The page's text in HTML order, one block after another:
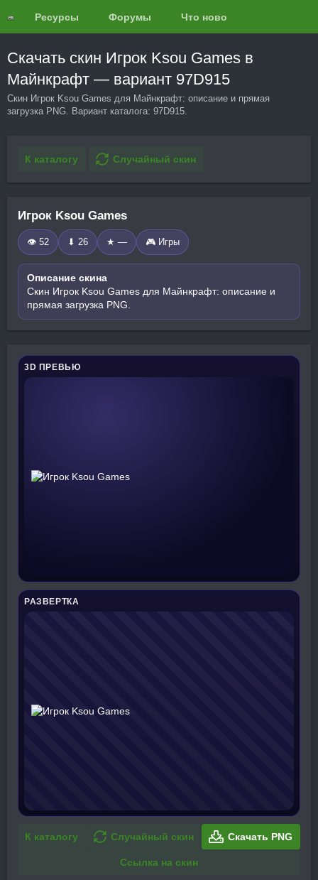
Ресурсы Форумы Что нового?
Скачать скин Игрок Ksou Games в
Майнкрафт — вариант 97D915
Скин Игрок Ksou Games для Майнкрафт: описание и прямая
загрузка PNG. Вариант каталога: 97D915.
К каталогу Случайный скин
Игрок Ksou Games
👁 52 ⬇ 26 ★ — 🎮 Игры
Описание скина
Скин Игрок Ksou Games для Майнкрафт: описание и
прямая загрузка PNG.
3D ПРЕВЬЮ
РАЗВЕРТКА
К каталогу Случайный скин Скачать PNG
Ссылка на скин